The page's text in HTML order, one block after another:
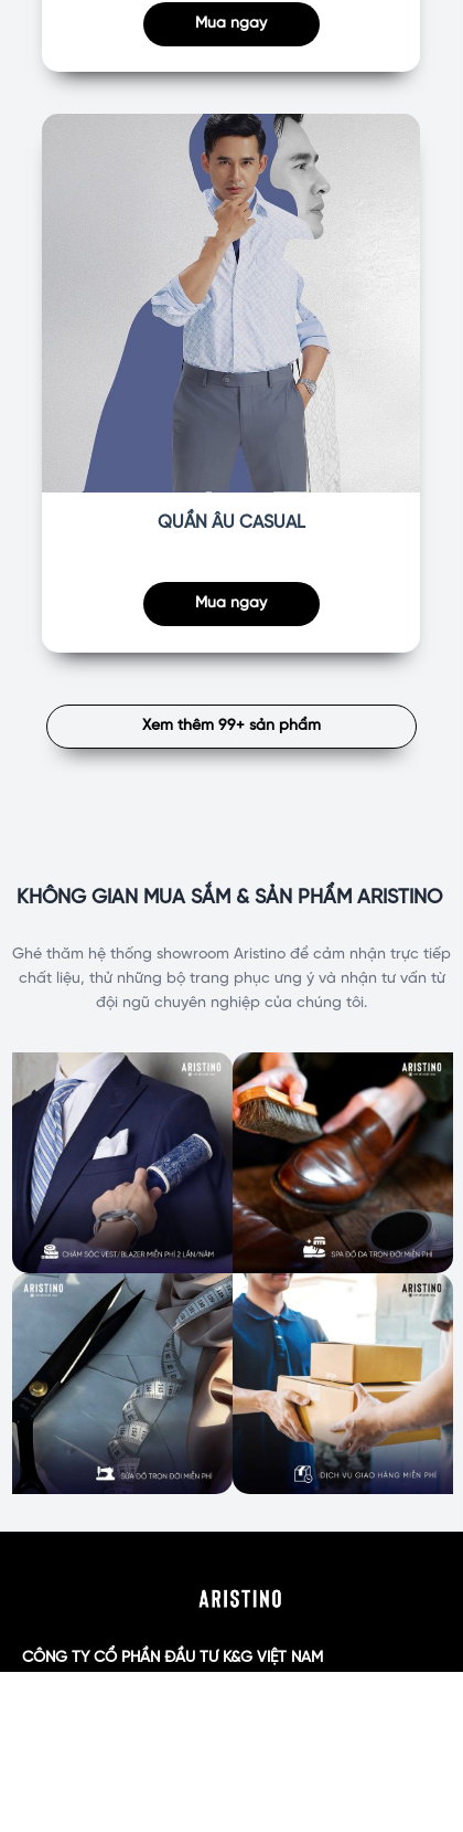
Xem thêm 99+ sản phẩm
QUẦN ÂU CASUAL
Mua ngay
Mua ngay
KHÔNG GIAN MUA SẮM & SẢN PHẨM ARISTINO
Ghé thăm hệ thống showroom Aristino để cảm nhận trực tiếp
chất liệu, thử những bộ trang phục ưng ý và nhận tư vấn từ
đội ngũ chuyên nghiệp của chúng tôi.
CÔNG TY CỔ PHẦN ĐẦU TƯ K&G VIỆT NAM